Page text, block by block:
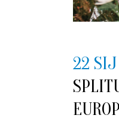
22 SIJ